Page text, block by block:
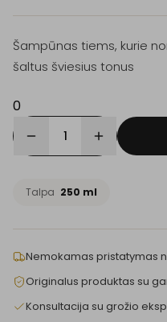
Šampūnas tiems, kurie
šaltus šviesius tonus
0
1
Talpa 250 ml
Nemokamas pristatymas
Originalus produktas su
Konsultacija su grožio